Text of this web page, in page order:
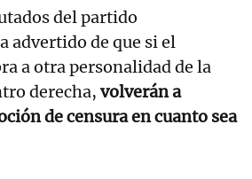
del partido
advertido de que si el
a otra personalidad de la
derecha, volverán a
de censura en cuanto sea